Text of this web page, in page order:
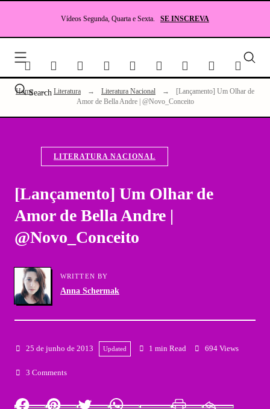
Vídeos Segunda, Quarta e Sexta. SE INSCREVA
Search
Home → Literatura → Literatura Nacional →
[Lançamento] Um Olhar de
Amor de Bella Andre | @Novo_Conceito
LITERATURA NACIONAL
[Lançamento] Um Olhar de
Amor de Bella Andre |
@Novo_Conceito
WRITTEN BY
Anna Schermak
25 de junho de 2013 Updated 1 min Read 694 Views
3 Comments